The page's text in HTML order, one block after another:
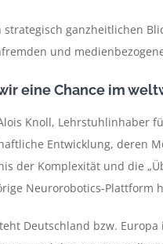
strategisch ganzheitlichen
und
eine Chance im
Knoll, Lehrstuhlinhaber
Entwicklung, deren
der Komplexität und die
Neurorobotics-Plattform
Deutschland bzw.